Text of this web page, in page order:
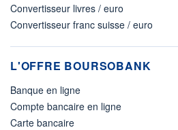
Convertisseur livres / euro
Convertisseur franc suisse / euro
L'OFFRE BOURSOBANK
Banque en ligne
Compte bancaire en ligne
Carte bancaire